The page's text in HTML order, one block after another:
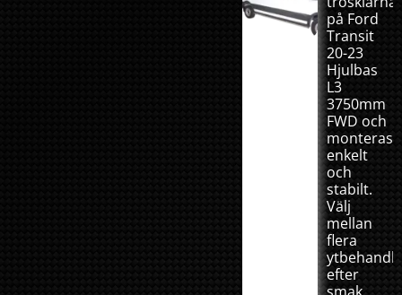
på Ford
Transit
20-23
Hjulbas
L3
3750mm
FWD och
monteras
enkelt
och
stabilt.
Välj
mellan
flera
efter